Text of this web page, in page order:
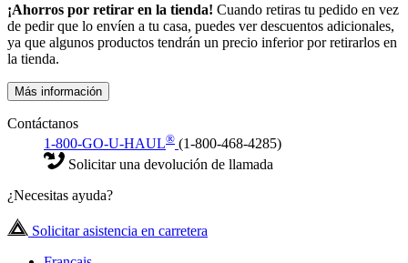
¡Ahorros por retirar en la tienda! Cuando retiras tu pedido en vez
de pedir que lo envíen a tu casa, puedes ver descuentos adicionales,
ya que algunos productos tendrán un precio inferior por retirarlos en
la tienda.
Más información
Contáctanos
1-800-GO-U-HAUL® (1-800-468-4285)
Solicitar una devolución de llamada
¿Necesitas ayuda?
Solicitar asistencia en carretera